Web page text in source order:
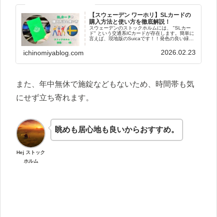
【スウェーデン ワーホリ】SLカードの
購入方法と使い方を徹底解説！
スウェーデンのストックホルムには、 "SLカー
ド" という交通系ICカードが存在します。簡単に
言えば、現地版のSuicaです！！発色の良い緑色
ん。笑このSLカードですが、1枚あるだけで、ほ
ichinomiyablog.com 2026.02.23
また、年中無休で施錠などもないため、時間帯も気
にせず立ち寄れます。
Hej ストック
ホルム
眺めも居心地も良いからおすすめ。